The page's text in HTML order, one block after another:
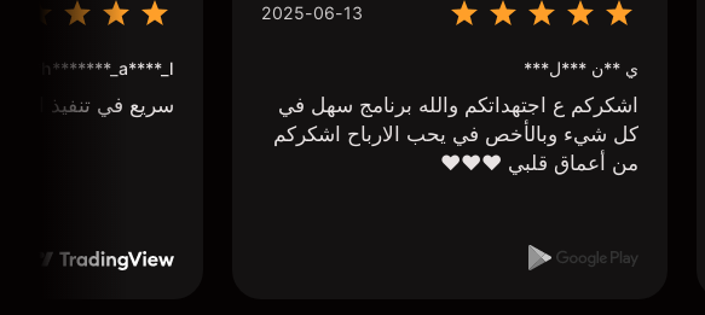
2025-06-13
ي **ن ***ل***
اشكركم ع اجتهداتكم والله برنامج سهل في
كل شيء وبالأخص في يحب الارباح اشكركم
من أعماق قلبي ❤️❤️❤️
h*******_a****_l***
سريع في تنفيذ